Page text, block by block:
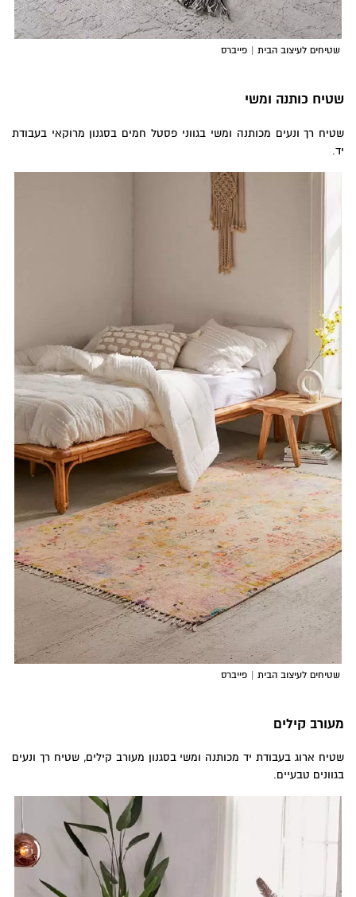
שטיחים לעיצוב הבית | פייברס
שטיח כותנה ומשי
שטיח רך ונעים מכותנה ומשי בגווני פסטל חמים בסגנון מרוקאי בעבודת
יד.
שטיחים לעיצוב הבית | פייברס
מעורב קילים
שטיח ארוג בעבודת יד מכותנה ומשי בסגנון מעורב קילים, שטיח רך ונעים
בגוונים טבעיים.